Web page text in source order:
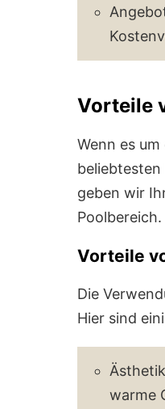
Vorteile
Wenn es
beliebtesten
geben wir
Poolbereich.
Vorteile
Die
Hier sind
warme